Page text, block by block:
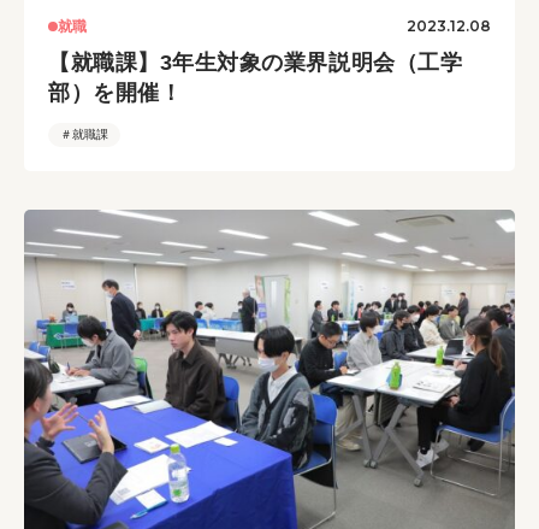
就職 2023.12.08
【就職課】3年生対象の業界説明会（工学
部）を開催！
＃就職課